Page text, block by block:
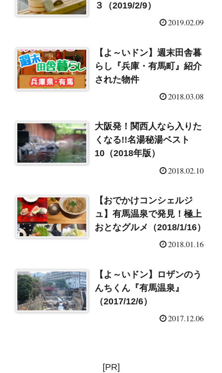
３（2019/2/9）
2019.02.09
【よ～いドン】週末田舎暮
らし『兵庫・有馬町』紹介
された物件
2018.03.08
大阪発！関西人なら入りた
くなる!!名湯秘湯ベスト
10（2018年版）
2018.02.10
【おでかけコンシェルジ
ュ】有馬温泉で発見！極上
おとなグルメ（2018/1/16）
2018.01.16
【よ～いドン】ロザンのう
んちくん『有馬温泉』
（2017/12/6）
2017.12.06
[PR]